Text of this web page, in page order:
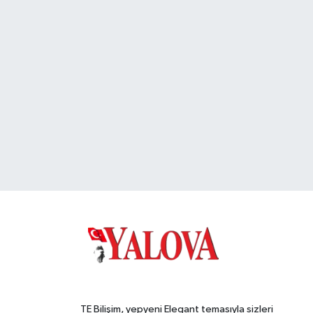
TE Bilişim, yepyeni Elegant temasıyla sizleri